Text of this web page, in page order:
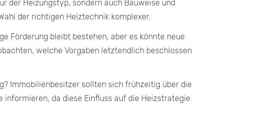
der Heizungstyp, sondern auch Bauweise und
der richtigen Heiztechnik komplexer.
Förderung bleibt bestehen, aber es könnte neue
welche Vorgaben letztendlich beschlossen
Immobilienbesitzer sollten sich frühzeitig über die
da diese Einfluss auf die Heizstrategie